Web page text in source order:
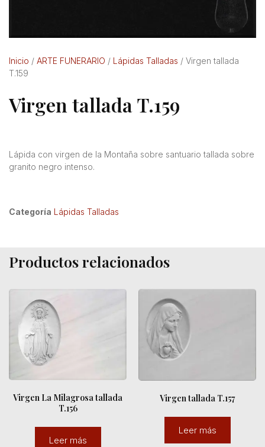
Inicio / ARTE FUNERARIO / Lápidas Talladas / Virgen tallada
T.159
Virgen tallada T.159
Lápida con virgen de la Montaña sobre santuario tallada sobre
granito negro intenso.
Categoría Lápidas Talladas
Productos relacionados
Virgen La Milagrosa tallada
T.156
Leer más
Virgen tallada T.157
Leer más